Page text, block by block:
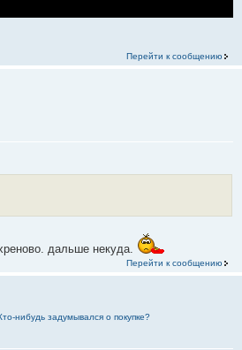
Перейти к сообщению
дальше некуда.
Перейти к сообщению
нибудь задумывался о покупке?